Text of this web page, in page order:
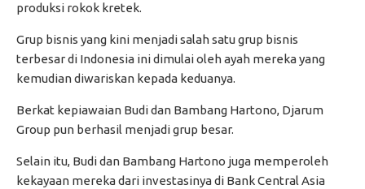
produksi rokok kretek.
Grup bisnis yang kini menjadi salah satu grup bisnis
terbesar di Indonesia ini dimulai oleh ayah mereka yang
kemudian diwariskan kepada keduanya.
Berkat kepiawaian Budi dan Bambang Hartono, Djarum
Group pun berhasil menjadi grup besar.
Selain itu, Budi dan Bambang Hartono juga memperoleh
kekayaan mereka dari investasinya di Bank Central Asia